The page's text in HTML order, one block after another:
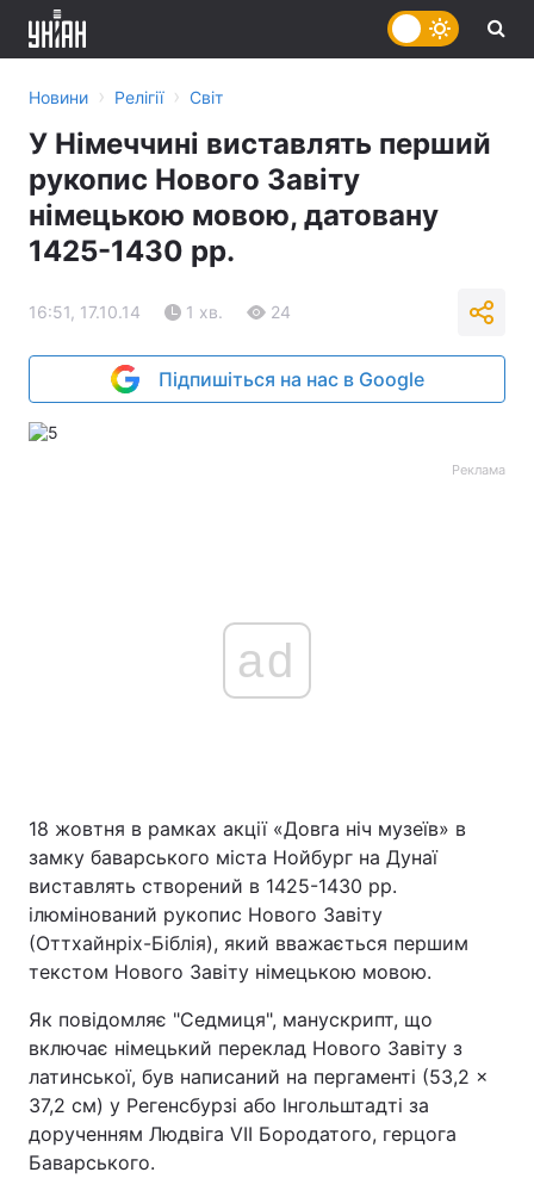
Головна
Новини › Релігії › Світ
У Німеччині виставлять перший
рукопис Нового Завіту
німецькою мовою, датовану
1425-1430 рр.
16:51, 17.10.14 1 хв. 24
Підпишіться на нас в Google
Реклама
ad
18 жовтня в рамках акції «Довга ніч музеїв» в
замку баварського міста Нойбург на Дунаї
виставлять створений в 1425-1430 рр.
ілюмінований рукопис Нового Завіту
(Оттхайнріх-Біблія), який вважається першим
текстом Нового Завіту німецькою мовою.
Як повідомляє "Седмиця", манускрипт, що
включає німецький переклад Нового Завіту з
латинської, був написаний на пергаменті (53,2 ×
37,2 см) у Регенсбурзі або Інгольштадті за
дорученням Людвіга VII Бородатого, герцога
Баварського.